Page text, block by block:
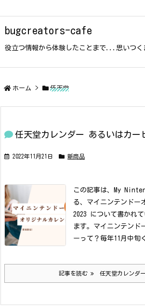
bugcreators-cafe
役立つ情報から体験したことまで...思いつ
ホーム > 任天堂
任天堂カレンダー あるいはカー
2022年11月21日 新商品
この記事は、My
る、マイニンテンドー
2023 について書かれて
ます。 マイニンテンド
ーって？ 毎年11月中旬
記事を読む 任天堂カレンダ